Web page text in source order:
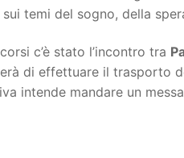
temi del sogno, della
c’è stato l’incontro tra
di effettuare il trasporto
intende mandare un